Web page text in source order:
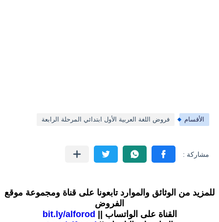
الأقسام فروض اللغة العربية الأول ابتدائي المرحلة الرابعة
للمزيد من الوثائق والموارد تابعونا على قناة ومجموعة موقع
الفروض
القناة على الواتساب ||
bit.ly/alforod